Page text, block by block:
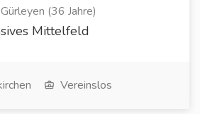
(36 Jahre)
Mittelfeld
Vereinslos